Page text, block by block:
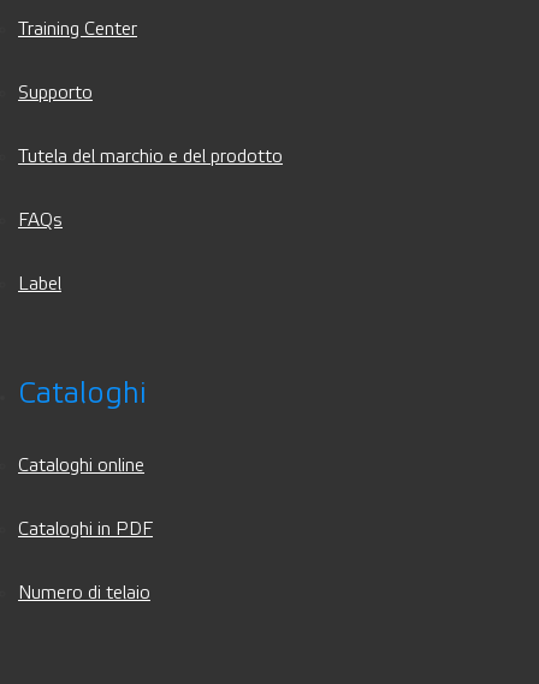
Training Center
Supporto
Tutela del marchio e del prodotto
FAQs
Label
Cataloghi
Cataloghi online
Cataloghi in PDF
Numero di telaio